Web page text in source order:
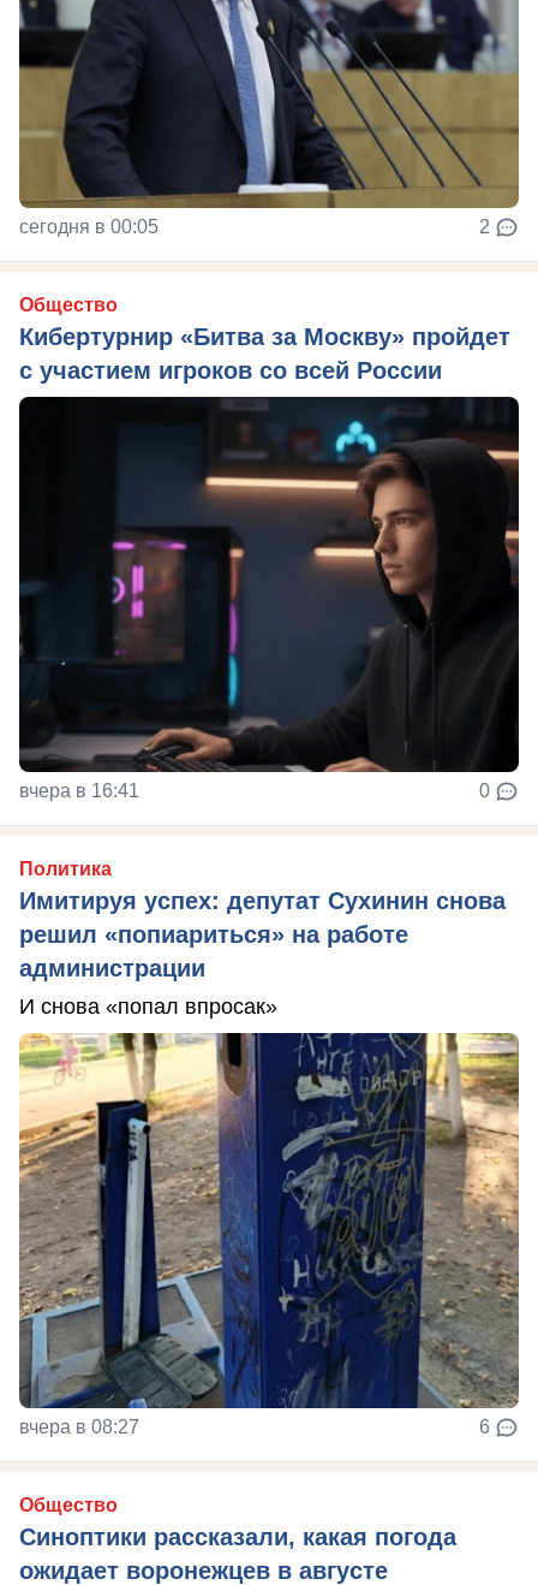
сегодня в 00:05 2
Общество
Кибертурнир «Битва за Москву» пройдет
с участием игроков со всей России
вчера в 16:41 0
Политика
Имитируя успех: депутат Сухинин снова
решил «попиариться» на работе
администрации
И снова «попал впросак»
вчера в 08:27 6
Общество
Синоптики рассказали, какая погода
ожидает воронежцев в августе